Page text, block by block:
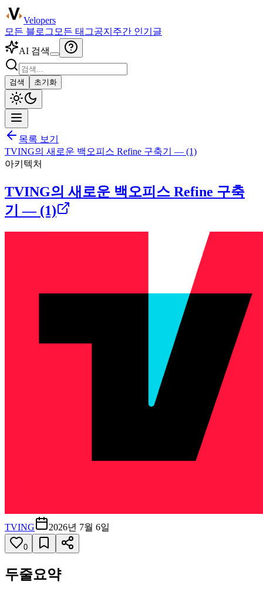
Velopers
모든 블로그 모든 태그공지 주간 인기글
AI 검색
검색 초기화
목록 보기
TVING의 새로운 백오피스 Refine 구축기 — (1)
아키텍처
TVING의 새로운 백오피스 Refine 구축
기 — (1)
TVING 2026년 7월 6일
0
두줄요약